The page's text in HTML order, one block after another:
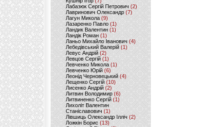
Лабазюк Сергій Петрович (2)
Лавринович Олександр(7)
Лагун Микола(9)
Лазаренко Павло (1)
Ландик Валентин (1)
Ландік Роман (1)
Ланьо Михайло Іванович(4)
Лебедівський Валерій(1)
Левус Андрій(2)
Левцов Сергій (1)
Левченко Микола (1)
Левченко Юрій (6)
Леонід Черновецький (4)
Лещенко Сергій (10)
Лисенко Андрій (2)
Литвин Володимир (6)
Литвиненко Сергій (1)
Лихоліт Валентин
Станіславович (1)
Лівшиць Олександр Ілліч (2)
Ложкін Борис(13)